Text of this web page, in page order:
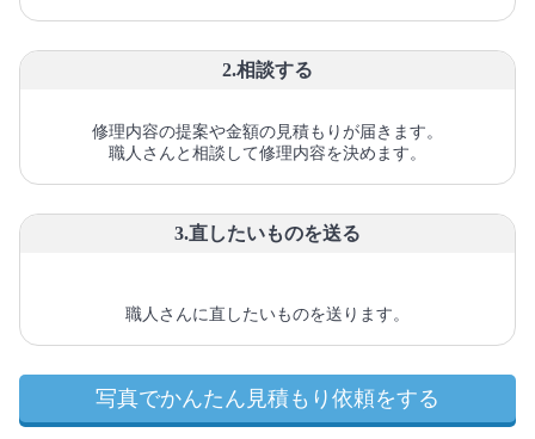
2.相談する
修理内容の提案や金額の見積もりが届きます。
職人さんと相談して修理内容を決めます。
3.直したいものを送る
職人さんに直したいものを送ります。
写真でかんたん見積もり依頼をする